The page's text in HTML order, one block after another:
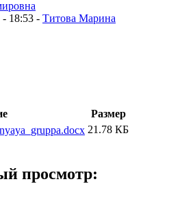
18:53 - Титова Марина
Размер
21.78 КБ
просмотр: